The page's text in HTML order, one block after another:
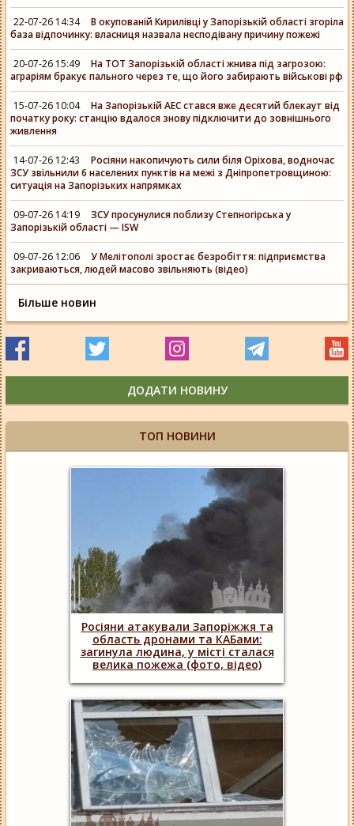
22-07-26 14:34
В окупованій Кирилівці у Запорізькій області згоріла
база відпочинку: власниця назвала несподівану причину пожежі
20-07-26 15:49
На ТОТ Запорізькій області жнива під загрозою:
аграріям бракує пального через те, що його забирають військові рф
15-07-26 10:04
На Запорізькій АЕС стався вже десятий блекаут від
початку року: станцію вдалося знову підключити до зовнішнього
живлення
14-07-26 12:43
Росіяни накопичують сили біля Оріхова, водночас
ЗСУ звільнили 6 населених пунктів на межі з Дніпропетровщиною:
ситуація на Запорізьких напрямках
09-07-26 14:19
ЗСУ просунулися поблизу Степногірська у
Запорізькій області — ISW
09-07-26 12:06
У Мелітополі зростає безробіття: підприємства
закриваються, людей масово звільняють (відео)
Більше новин
ДОДАТИ НОВИНУ
ТОП НОВИНИ
Росіяни атакували Запоріжжя та
область дронами та КАБами:
загинула людина, у місті сталася
велика пожежа (фото, відео)